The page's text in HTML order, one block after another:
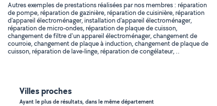
Autres exemples de prestations réalisées par nos membres : réparation
de pompe, réparation de gazinière, réparation de cuisinière, réparation
d'appareil électroménager, installation d'appareil électroménager,
réparation de micro-ondes, réparation de plaque de cuisson,
changement de filtre d'un appareil électroménager, changement de
courroie, changement de plaque à induction, changement de plaque de
cuisson, réparation de lave-linge, réparation de congélateur, ..
Villes proches
Ayant le plus de résultats, dans le même département